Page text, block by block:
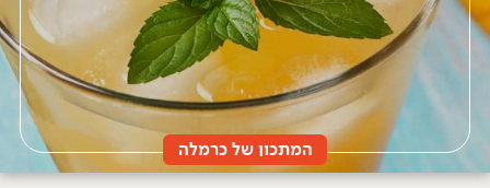
המתכון של כרמלה